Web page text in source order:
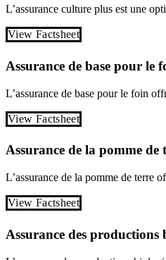
L’assurance culture plus est une
View Factsheet
Assurance de base pour le
L’assurance de base pour le foin
View Factsheet
Assurance de la pomme de
L’assurance de la pomme de terre
View Factsheet
Assurance des productions